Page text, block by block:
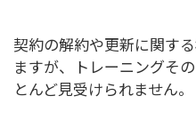
契約の解約や更新に関す
ますが、トレーニングそ
とんど見受けられません。